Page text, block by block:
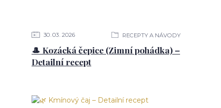
30 03 2026 RECEPTY A NÁVODY
🎩 Kozácká čepice (Zimní pohádka) –
Detailní recept